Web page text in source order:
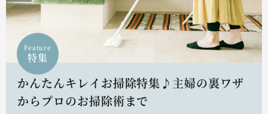
Feature
特集
かんたんキレイお掃除特集♪主婦の裏ワザ
からプロのお掃除術まで